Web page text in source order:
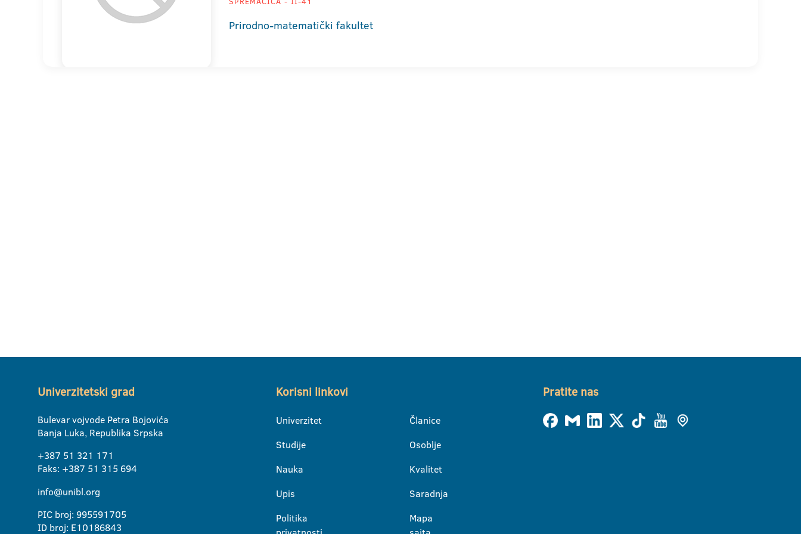
Prirodno-matematički fakultet
Univerzitetski grad
Bulevar vojvode Petra Bojovića
Banja Luka, Republika Srpska
+387 51 321 171
Faks: +387 51 315 694
info@unibl.org
PIC broj: 995591705
ID broj: E10186843
Korisni linkovi
Univerzitet
Studije
Nauka
Upis
Politika
Članice
Osoblje
Kvalitet
Saradnja
Mapa
Pratite nas